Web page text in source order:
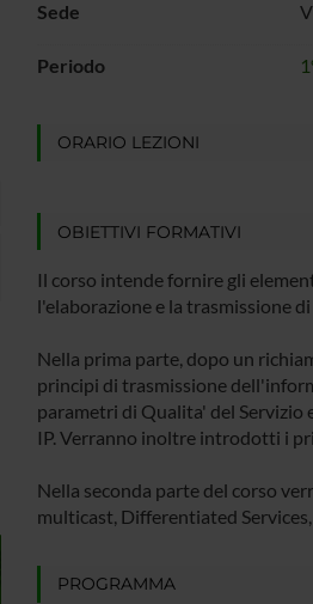
Sede
Periodo
ORARIO LEZIONI
OBIETTIVI FORMATIVI
Il corso intende fornire gli
l'elaborazione e la trasmissione
Nella prima parte, dopo un
principi di trasmissione
parametri di Qualita' del Servizio
IP. Verranno inoltre introdotti i
Nella seconda parte del corso
multicast, Differentiated
PROGRAMMA